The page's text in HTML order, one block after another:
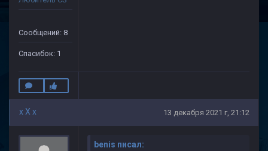
Сообщений: 8
Спасибок: 1
x X x 13 декабря 2021 г, 21:12
benis писал: